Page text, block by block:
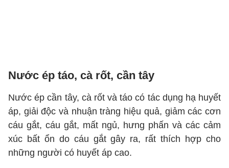
Nước ép táo, cà rốt, cần tây
Nước ép cần tây, cà rốt và táo có tác dụng hạ huyết
áp, giải độc và nhuận tràng hiệu quả, giảm các cơn
cáu gắt, cáu gắt, mất ngủ, hưng phấn và các cảm
xúc bất ổn do cáu gắt gây ra, rất thích hợp cho
những người có huyết áp cao.